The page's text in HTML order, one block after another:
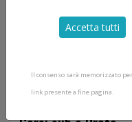
Accetta tutti
Il consenso sarà memorizzato
link presente a fine pagina.